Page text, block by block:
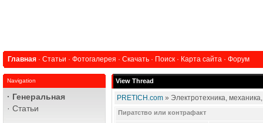
Главная · Статьи · Фотогалерея · Скачать · Поиск · Карта сайта · Форум
Navigation
· Генеральная
· Статьи
View Thread
PRETICH.com » Электротехника,
Пиратство или контрафакт